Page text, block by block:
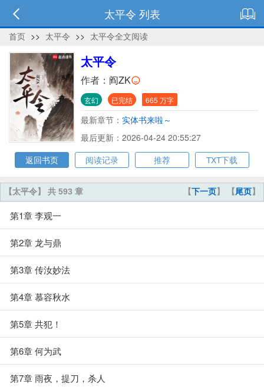
太平令 列表
首页 >> 太平令 >> 太平令全文阅读
太平令
作者： 阎ZK
玄幻 已完结 665 万字
最新章节： 实体书来啦～
最后更新：2026-04-24 20:55:27
返回书页
阅读记录 推荐 TXT下载
【下一页】 【尾页】
【太平令】 共 593 章
第1章 李观一
第2章 龙与鼎
第3章 传汝妙法
第4章 慕容秋水
第5章 共犯！
第6章 何为武
第7章 雨夜，提刀，杀人